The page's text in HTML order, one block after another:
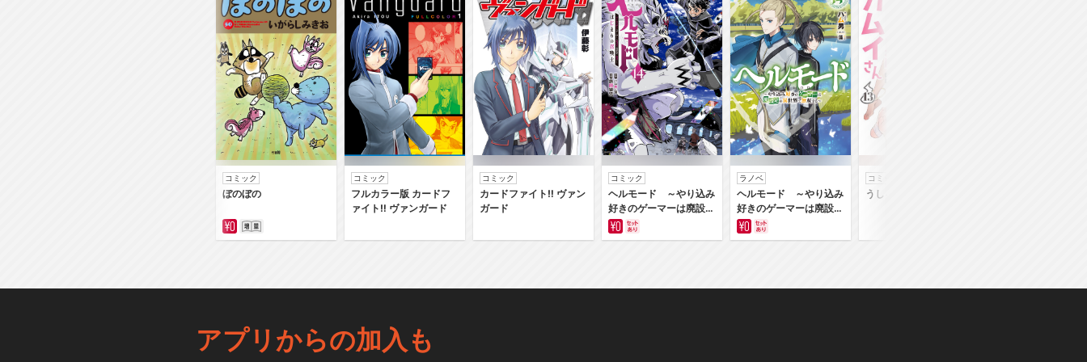
コミック
ぼのぼの
コミック
フルカラー版 カードフ
ァイト‼ ヴァンガード
コミック
カードファイト‼ ヴァン
ガード
コミック
ヘルモード ～やり込み
好きのゲーマーは廃設定
の異世界で無双する～は
じまりの召喚士
ラノベ
ヘルモード ～やり込み
好きのゲーマーは廃設定
の異世界で無双する～
コミック
うしろの正面カムイさん
アプリからの加入も